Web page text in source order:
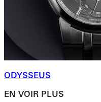
ODYSSEUS
EN VOIR PLUS